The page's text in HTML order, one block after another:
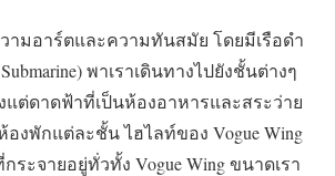
มอาร์ตและความทันสมัย โดยมีเรือดำ
พาเราเดินทางไปยังชั้นต่างๆ
แต่ดาดฟ้าที่เป็นห้องอาหารและสระว่าย
งพักแต่ละชั้น ไฮไลท์ของ Vogue Wing
ระจายอยู่ทั่วทั้ง Vogue Wing ขนาดเรา